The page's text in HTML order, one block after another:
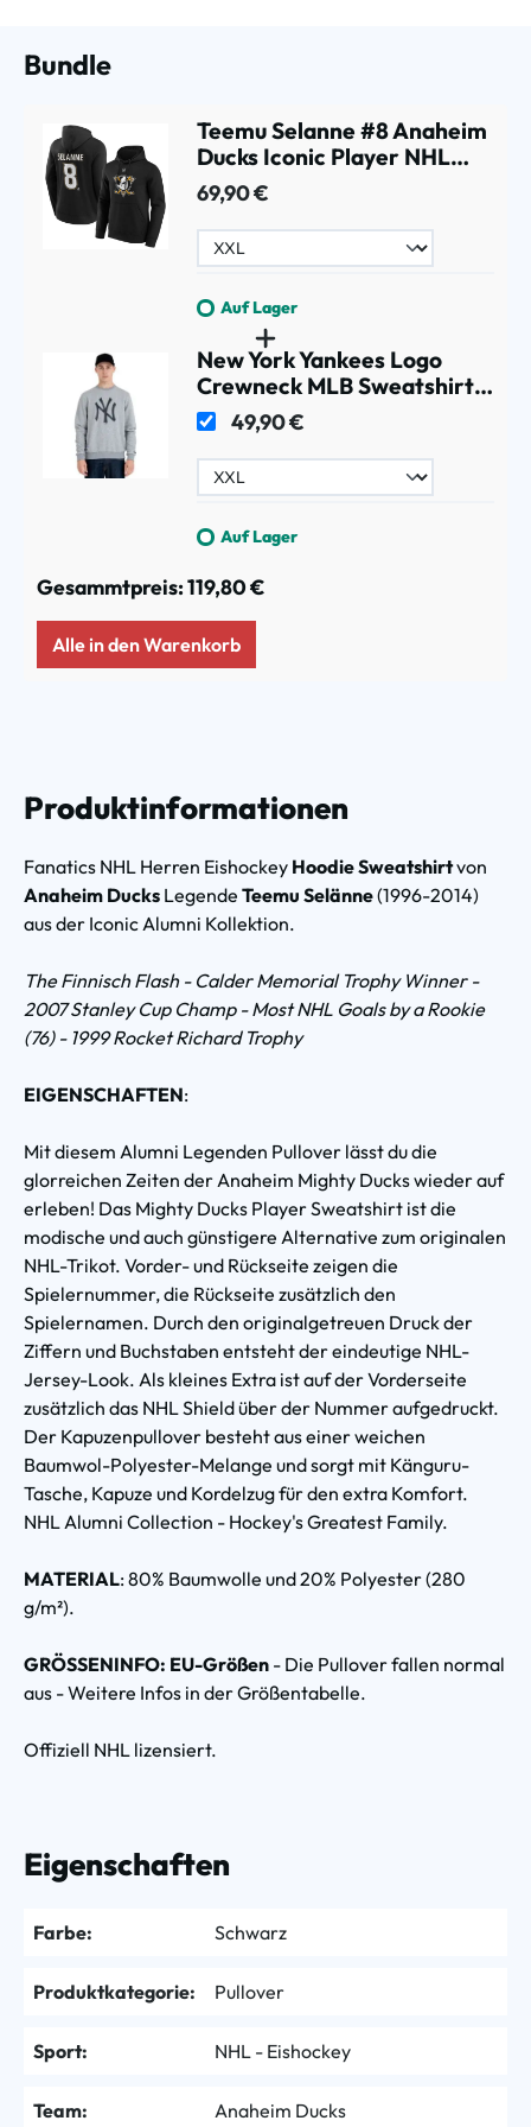
Bundle
Teemu Selanne #8 Anaheim
Ducks Iconic Player NHL
Hoodie Schwarz
69,90 €
Auf Lager
New York Yankees Logo
Crewneck MLB Sweatshirt
Grau49,90 €
Auf Lager
Gesammtpreis:119,80 €
Alle in den Warenkorb
Produktinformationen
Fanatics NHL Herren Eishockey Hoodie Sweatshirtvon
Anaheim Ducks Legende Teemu Selänne(1996-2014)
aus der Iconic Alumni Kollektion.
The Finnisch Flash - Calder Memorial Trophy Winner -
2007 Stanley Cup Champ - Most NHL Goals by a Rookie
(76) - 1999 Rocket Richard Trophy
EIGENSCHAFTEN:
Mit diesem Alumni Legenden Pullover lässt du die
glorreichen Zeiten der Anaheim Mighty Ducks wieder auf
erleben! Das Mighty Ducks Player Sweatshirt ist die
modische und auch günstigere Alternative zum originalen
NHL-Trikot. Vorder- und Rückseite zeigen die
Spielernummer, die Rückseite zusätzlich den
Spielernamen. Durch den originalgetreuen Druck der
Ziffern und Buchstaben entsteht der eindeutige NHL-
Jersey-Look. Als kleines Extra ist auf der Vorderseite
zusätzlich das NHL Shield über der Nummer aufgedruckt.
Der Kapuzenpullover besteht aus einer weichen
Baumwol-Polyester-Melange und sorgt mit Känguru-
Tasche, Kapuze und Kordelzug für den extra Komfort.
NHL Alumni Collection - Hockey's Greatest Family.
MATERIAL: 80% Baumwolle und 20% Polyester (280
g/m²).
GRÖSSENINFO: EU-Größen - Die Pullover fallen normal
aus - Weitere Infos in der Größentabelle.
Offiziell NHL lizensiert.
Eigenschaften
Farbe: Schwarz
Produktkategorie: Pullover
Sport: NHL - Eishockey
Team: Anaheim Ducks